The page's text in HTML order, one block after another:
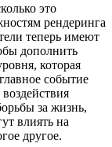
это
рендеринга
теперь имеют
дополнить
которая
событие
за жизнь,
влиять на
другое.